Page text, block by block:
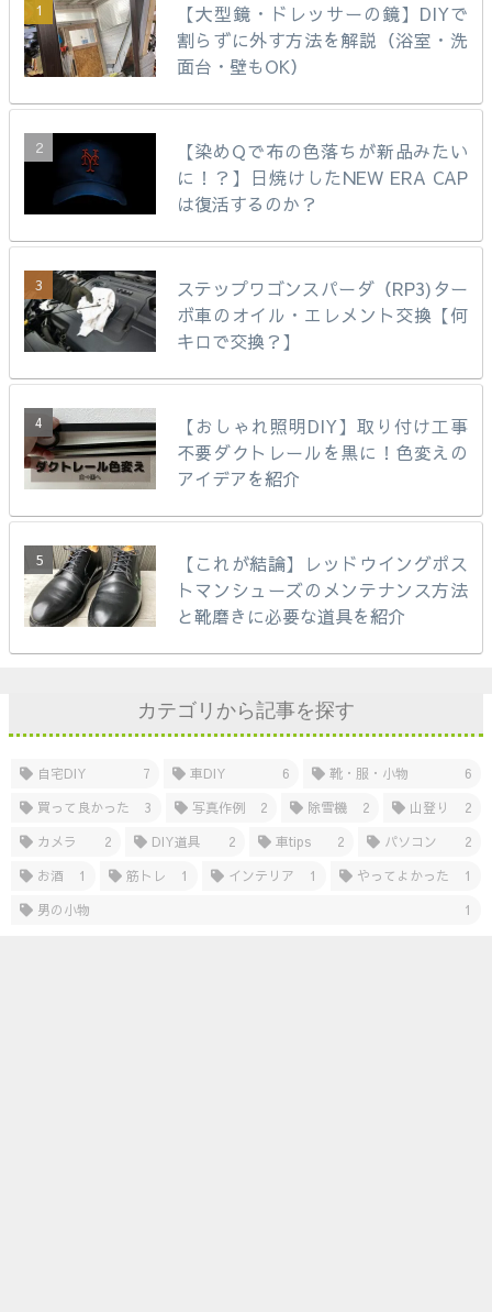
【大型鏡・ドレッサーの鏡】DIYで
割らずに外す方法を解説（浴室・洗
面台・壁もOK）
【染めQで布の色落ちが新品みたい
に！？】日焼けしたNEW ERA CAP
は復活するのか？
ステップワゴンスパーダ（RP3)ター
ボ車のオイル・エレメント交換【何
キロで交換？】
【おしゃれ照明DIY】取り付け工事
不要ダクトレールを黒に！色変えの
アイデアを紹介
【これが結論】レッドウイングポス
トマンシューズのメンテナンス方法
と靴磨きに必要な道具を紹介
カテゴリから記事を探す
自宅DIY 7 車DIY 6 靴・服・小物
6
買って良かった
3 写真作例 2 除雪機 2 山登り
2
カメラ
2 DIY道具 2 車tips 2 パソコン
2
お酒
1 筋トレ 1 インテリア 1 やってよかった
1
男の小物
1